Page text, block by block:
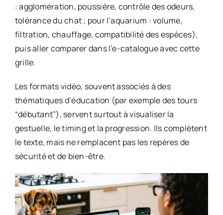
: agglomération, poussière, contrôle des odeurs,
tolérance du chat ; pour l’aquarium : volume,
filtration, chauffage, compatibilité des espèces),
puis aller comparer dans l’e-catalogue avec cette
grille.
Les formats vidéo, souvent associés à des
thématiques d’éducation (par exemple des tours
“débutant”), servent surtout à visualiser la
gestuelle, le timing et la progression. Ils complètent
le texte, mais ne remplacent pas les repères de
sécurité et de bien-être.